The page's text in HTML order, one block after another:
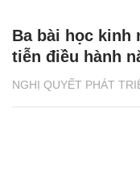
NGHỊ QUYẾT PHÁT
Ba bài học kinh
tiễn điều hành